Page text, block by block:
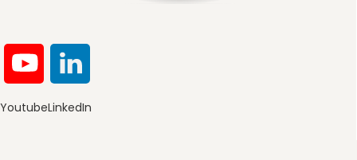
YoutubeLinkedIn